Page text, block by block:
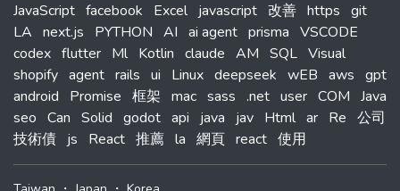
JavaScript facebook Excel javascript 改善 https git
LA next.js PYTHON AI ai agent prisma VSCODE
codex flutter Ml Kotlin claude AM SQL Visual
shopify agent rails ui Linux deepseek wEB aws gpt
android
Promise 框架 mac sass .net user COM Java
seo Can Solid godot api java jav Html ar Re 公司
技術債 js React 推薦 la 網頁 react 使用